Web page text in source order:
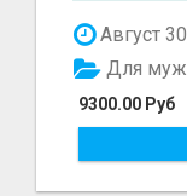
Август
9300.00 Руб
Для